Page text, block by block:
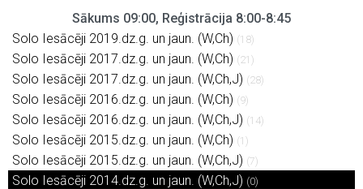
Sākums 09:00, Reģistrācija 8:00-8:45
Solo Iesācēji 2019.dz.g. un jaun. (W,Ch) (18)
Solo Iesācēji 2017.dz.g. un jaun. (W,Ch) (21)
Solo Iesācēji 2017.dz.g. un jaun. (W,Ch,J) (28)
Solo Iesācēji 2016.dz.g. un jaun. (W,Ch) (9)
Solo Iesācēji 2016.dz.g. un jaun. (W,Ch,J) (14)
Solo Iesācēji 2015.dz.g. un jaun. (W,Ch) (1)
Solo Iesācēji 2015.dz.g. un jaun. (W,Ch,J) (7)
Solo Iesācēji 2014.dz.g. un jaun. (W,Ch,J) (0)